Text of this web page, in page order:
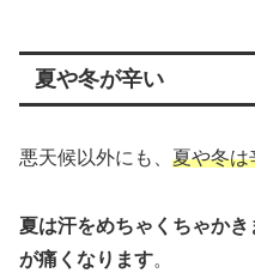
夏や冬が辛い
悪天候以外にも、 夏や冬は
夏は汗をめちゃくちゃか
が痛くなります。